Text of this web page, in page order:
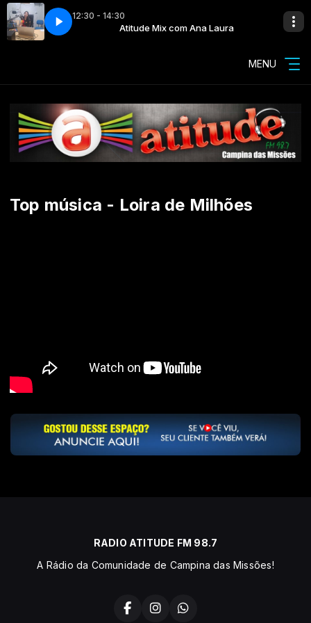
12:30 - 14:30
Ana Laura Atitude Mix com Ana Laura
Hi-Fi Internet Stream
MENU
Top música - Loira de Milhões
RADIO ATITUDE FM 98.7
A Rádio da Comunidade de Campina das Missões!